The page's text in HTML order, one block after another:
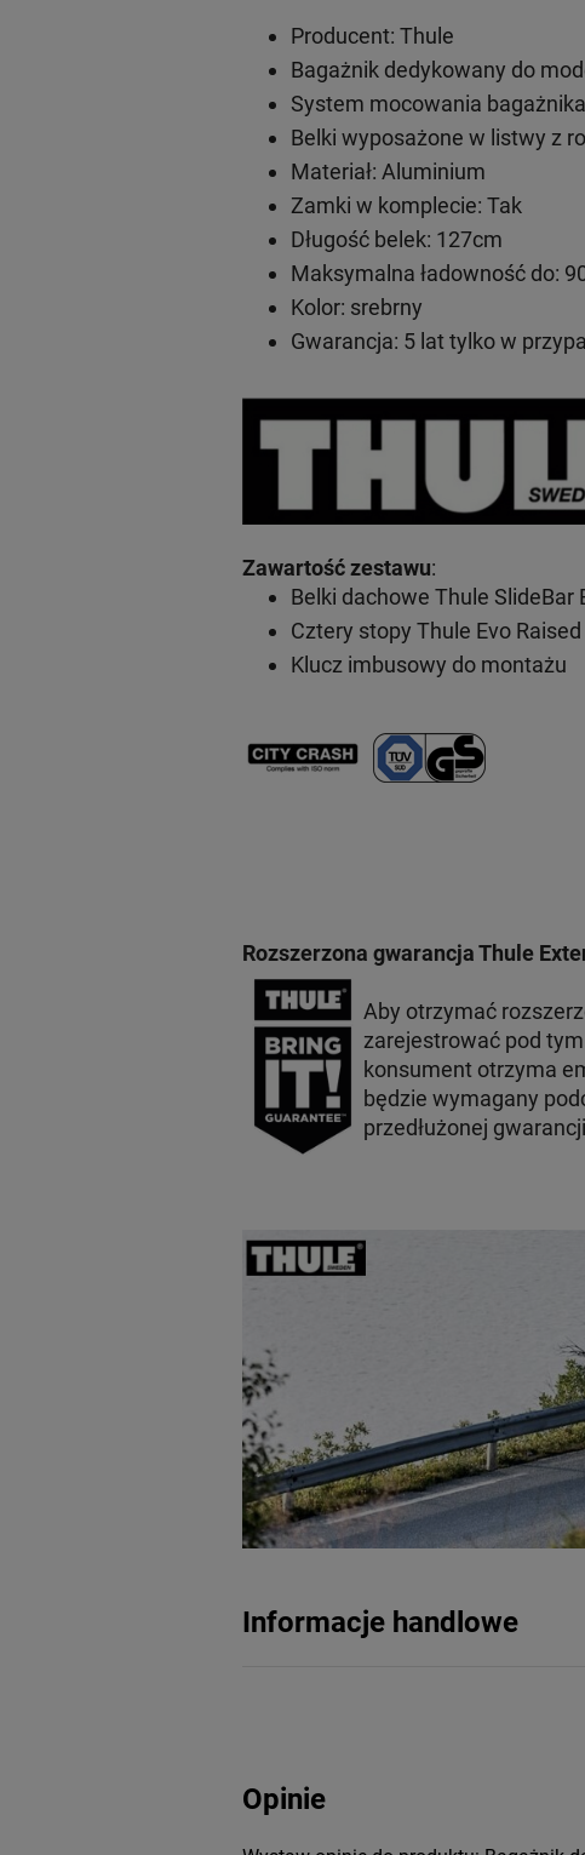
Producent: Thule
Bagażnik dedykowany do
System mocowania
Belki wyposażone w listwy z
Materiał: Aluminium
Zamki w komplecie: Tak
Długość belek: 127cm
Maksymalna ładowność do:
Kolor: srebrny
Gwarancja: 5 lat tylko w
Zawartość zestawu:
Belki dachowe Thule SlideBar
Cztery stopy Thule Evo
Klucz imbusowy do montażu
Rozszerzona gwarancja Thule
Aby otrzymać
zarejestrować pod tym
konsument otrzyma
będzie wymagany
przedłużonej
Informacje handlowe
Opinie